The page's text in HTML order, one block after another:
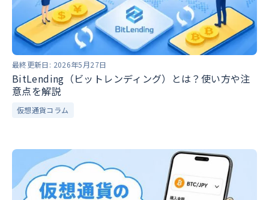
最終更新日: 2026年5月27日
BitLending（ビットレンディング）とは？使い方や注
意点を解説
仮想通貨コラム